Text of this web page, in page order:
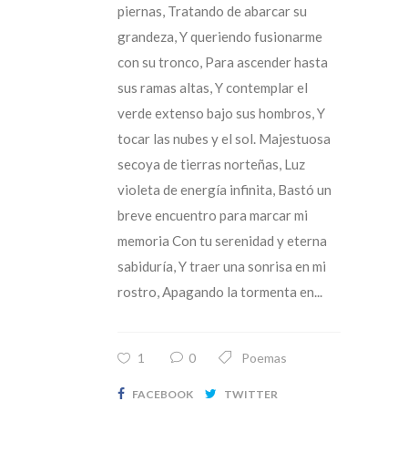
piernas, Tratando de abarcar su
grandeza, Y queriendo fusionarme
con su tronco, Para ascender hasta
sus ramas altas, Y contemplar el
verde extenso bajo sus hombros, Y
tocar las nubes y el sol. Majestuosa
secoya de tierras norteñas, Luz
violeta de energía infinita, Bastó un
breve encuentro para marcar mi
memoria Con tu serenidad y eterna
sabiduría, Y traer una sonrisa en mi
rostro, Apagando la tormenta en...
1 0 Poemas
FACEBOOK TWITTER